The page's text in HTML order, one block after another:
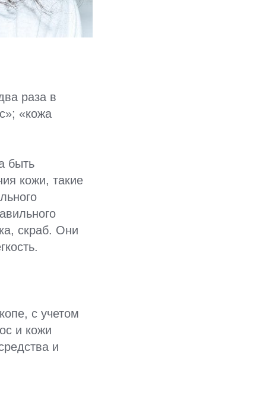
раза в
«кожа
быть
кожи, такие
скраб. Они
с учетом
и кожи
и